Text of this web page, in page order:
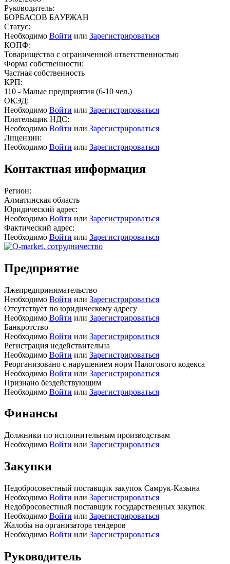
Руководитель:
БОРБАСОВ БАУРЖАН
Статус:
Необходимо Войти или Зарегистрироваться
КОПФ:
Товарищество с ограниченной ответственностью
Форма собственности:
Частная собственность
КРП:
110 - Малые предприятия (6-10 чел.)
ОКЭД:
Необходимо Войти или Зарегистрироваться
Плательщик НДС:
Необходимо Войти или Зарегистрироваться
Лицензии:
Необходимо Войти или Зарегистрироваться
Контактная информация
Регион:
Алматинская область
Юридический адрес:
Необходимо Войти или Зарегистрироваться
Фактический адрес:
Необходимо Войти или Зарегистрироваться
Предприятие
Лжепредпринимательство
Необходимо Войти или Зарегистрироваться
Отсутствует по юридическому адресу
Необходимо Войти или Зарегистрироваться
Банкротство
Необходимо Войти или Зарегистрироваться
Регистрация недействительна
Необходимо Войти или Зарегистрироваться
Реорганизовано с нарушением норм Налогового кодекса
Необходимо Войти или Зарегистрироваться
Признано бездействующим
Необходимо Войти или Зарегистрироваться
Финансы
Должники по исполнительным производствам
Необходимо Войти или Зарегистрироваться
Закупки
Недобросовестный поставщик закупок Самрук-Казына
Необходимо Войти или Зарегистрироваться
Недобросовестный поставщик государственных закупок
Необходимо Войти или Зарегистрироваться
Жалобы на организатора тендеров
Необходимо Войти или Зарегистрироваться
Руководитель